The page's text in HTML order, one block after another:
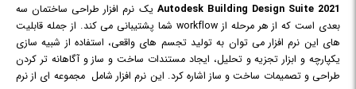
Autodesk Building Design Suite 2021 یک نرم افزار طراحی ساختمان سه
بعدی است که از هر مرحله از workflow شما پشتیبانی می کند. از جمله قابلیت
های این نرم افزار می توان به تولید تجسم های واقعی، استفاده از شبیه سازی
یکپارچه و ابزار تجزیه و تحلیل، ایجاد مستندات ساخت و ساز و آگاهانه تر کردن
طراحی و تصمیمات ساخت و ساز اشاره کرد. این نرم افزار شامل مجموعه ای از نرم